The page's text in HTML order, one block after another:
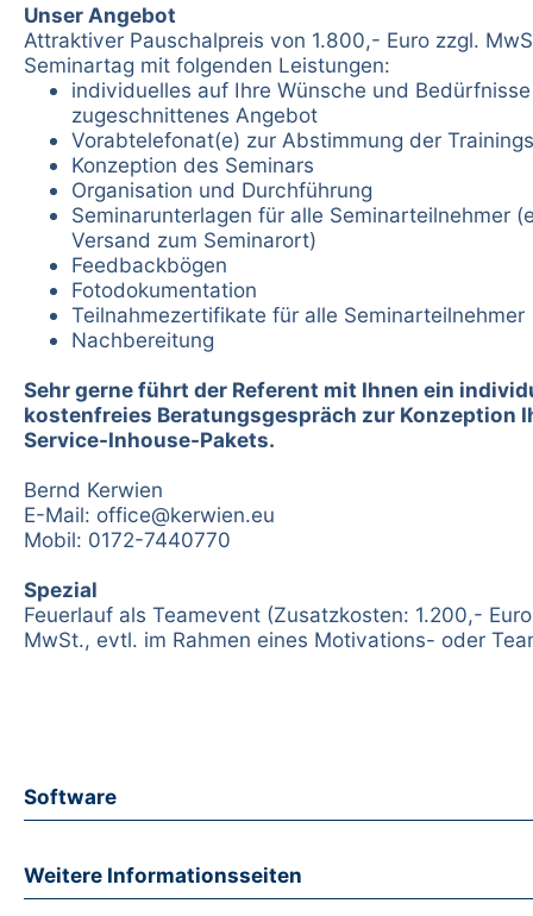
Unser Angebot
Attraktiver Pauschalpreis von 1.800,- Euro zzgl.
Seminartag mit folgenden Leistungen:
individuelles auf Ihre Wünsche und Bedürfnisse
zugeschnittenes Angebot
Vorabtelefonat(e) zur Abstimmung der
Konzeption des Seminars
Organisation und Durchführung
Seminarunterlagen für alle Seminarteilnehmer
Versand zum Seminarort)
Feedbackbögen
Fotodokumentation
Teilnahmezertifikate für alle Seminarteilnehmer
Nachbereitung
Sehr gerne führt der Referent mit Ihnen ein
kostenfreies Beratungsgespräch zur Konzeption
Service-Inhouse-Pakets.
Bernd Kerwien
E-Mail: office@kerwien.eu
Mobil: 0172-7440770
Spezial
Feuerlauf als Teamevent (Zusatzkosten: 1.200,-
MwSt., evtl. im Rahmen eines Motivations- oder
Software
Weitere Informationsseiten